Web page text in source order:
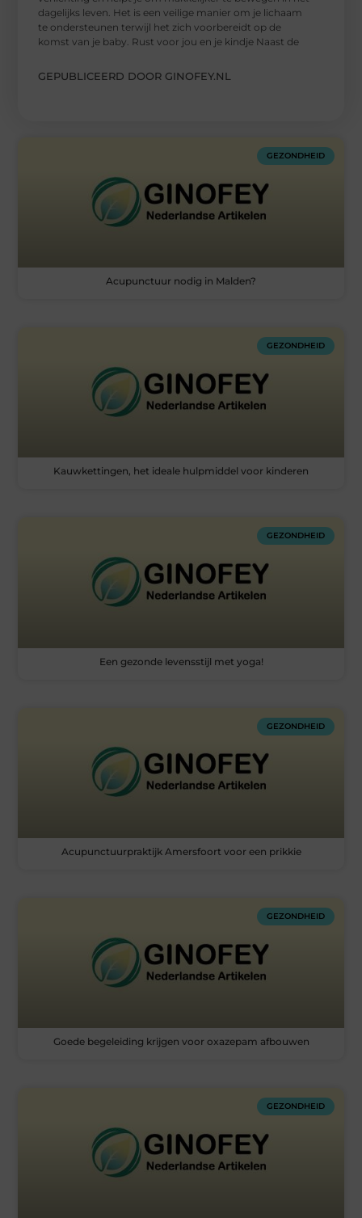
dagelijks leven. Het is een veilige manier om je lichaam
te ondersteunen terwijl het zich voorbereidt op de
komst van je baby. Rust voor jou en je kindje Naast de
GEPUBLICEERD DOOR GINOFEY.NL
GEZONDHEID
Acupunctuur nodig in Malden?
GEZONDHEID
Kauwkettingen, het ideale hulpmiddel voor kinderen
GEZONDHEID
Een gezonde levensstijl met yoga!
GEZONDHEID
Acupunctuurpraktijk Amersfoort voor een prikkie
GEZONDHEID
Goede begeleiding krijgen voor oxazepam afbouwen
GEZONDHEID